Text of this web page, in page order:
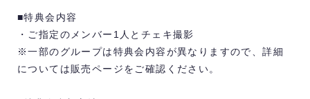
■特典会内容
・ご指定のメンバー1人とチェキ撮影
※一部のグループは特典会内容が異なりますので、詳細
については販売ページをご確認ください。